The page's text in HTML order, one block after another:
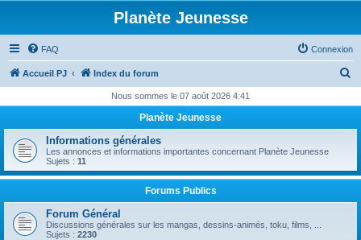
Planète Jeunesse
FAQ Connexion
Accueil PJ Index du forum
h
r
Nous sommes le 07 août 2026 4:41
Planète Jeunesse
Informations générales
Les annonces et informations importantes concernant Planète Jeunesse
Sujets : 11
Forums Publics
Forum Général
Discussions générales sur les mangas, dessins-animés, toku, films, ...
Sujets : 2230